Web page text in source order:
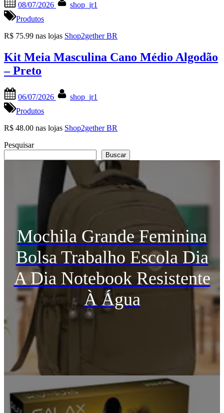
on
08/07/2026
shop_jr1
Produtos
R$ 75.99 nas lojas Shop2gether BR
Kit Meia Masculina Cano Médio Algodão
– Preto
on
06/07/2026
shop_jr1
Produtos
R$ 48.00 nas lojas Shop2gether BR
Pesquisar
Buscar
Mochila Grande Feminina
Bolsa Trabalho Escola Dia
A Dia Notebook Resistente
À Água